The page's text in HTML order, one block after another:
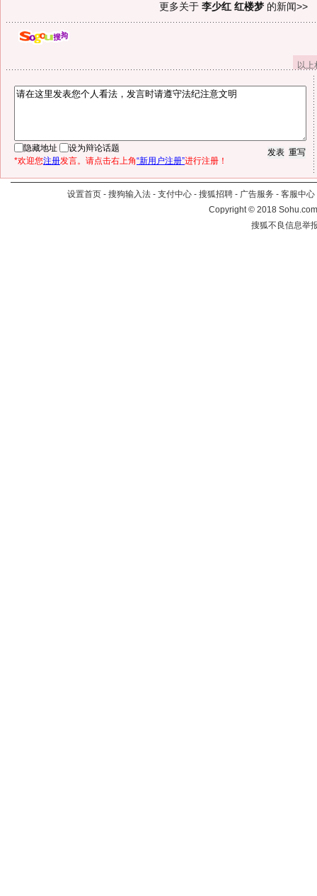
更多关于 李少红 红楼梦 的新闻>>
以
隐藏地址
设为辩论话题
*欢迎您注册发言。请点击右上角“新用户注册”进行注册！
设置首页 - 搜狗输入法 - 支付中心 - 搜狐招聘 - 广告服务 - 客服中心
Copyright©2018
搜狐不良信息举